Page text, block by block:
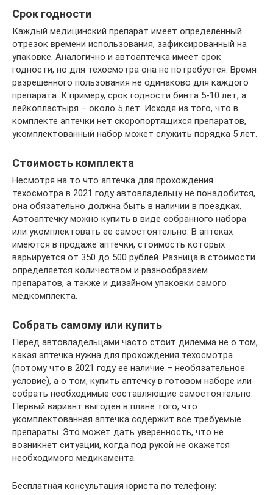
Срок годности
Каждый медицинский препарат имеет определенный
отрезок времени использования, зафиксированный на
упаковке. Аналогично и автоаптечка имеет срок
годности, но для техосмотра она не потребуется. Время
разрешенного пользования не одинаково для каждого
препарата. К примеру, срок годности бинта 5-10 лет, а
лейкопластыря – около 5 лет. Исходя из того, что в
комплекте аптечки нет скоропортящихся препаратов,
укомплектованный набор может служить порядка 5 лет.
Стоимость комплекта
Несмотря на то что аптечка для прохождения
техосмотра в 2021 году автовладельцу не понадобится,
она обязательно должна быть в наличии в поездках.
Автоаптечку можно купить в виде собранного набора
или укомплектовать ее самостоятельно. В аптеках
имеются в продаже аптечки, стоимость которых
варьируется от 350 до 500 рублей. Разница в стоимости
определяется количеством и разнообразием
препаратов, а также и дизайном упаковки самого
медкомплекта.
Собрать самому или купить
Перед автовладельцами часто стоит дилемма не о том,
какая аптечка нужна для прохождения техосмотра
(потому что в 2021 году ее наличие – необязательное
условие), а о том, купить аптечку в готовом наборе или
собрать необходимые составляющие самостоятельно.
Первый вариант выгоден в плане того, что
укомплектованная аптечка содержит все требуемые
препараты. Это может дать уверенность, что не
возникнет ситуации, когда под рукой не окажется
необходимого медикамента.
Бесплатная консультация юриста по телефону: